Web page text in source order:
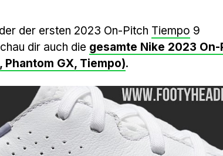
der ersten 2023 On-Pitch Tiempo 9
dir auch die gesamte Nike 2023 On-
GX, Tiempo).